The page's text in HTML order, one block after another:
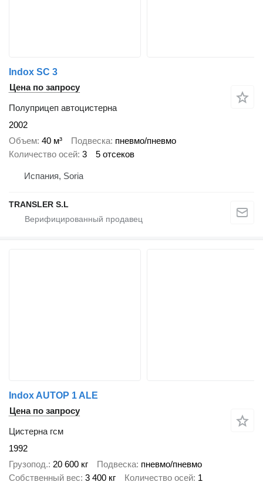
Indox SC 3
Цена по запросу
Полуприцеп автоцистерна
2002
Объем 40 м³ Подвеска пневмо/пневмо
Количество осей 3 5 отсеков
Испания, Soria
TRANSLER S.L
Indox AUTOP 1 ALE
Цена по запросу
Цистерна гсм
1992
Грузопод. 20 600 кг Подвеска пневмо/пневмо
Собственный вес 3 400 кг Количество осей 1